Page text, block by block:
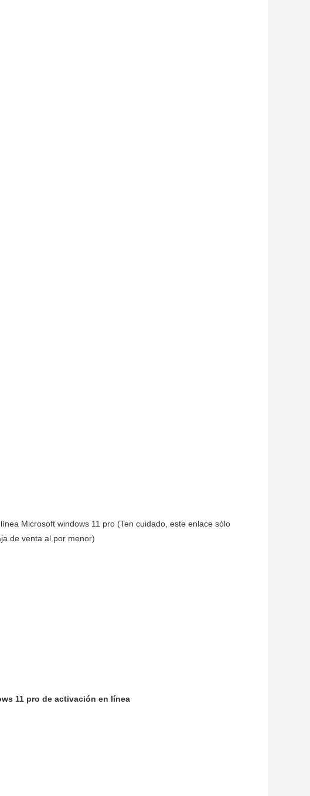
Microsoft windows 11 pro (Ten cuidado, este enlace sólo
de venta al por menor)
11 pro de activación en línea